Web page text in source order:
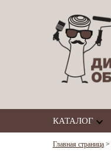
КАТАЛОГ
Главная страница>